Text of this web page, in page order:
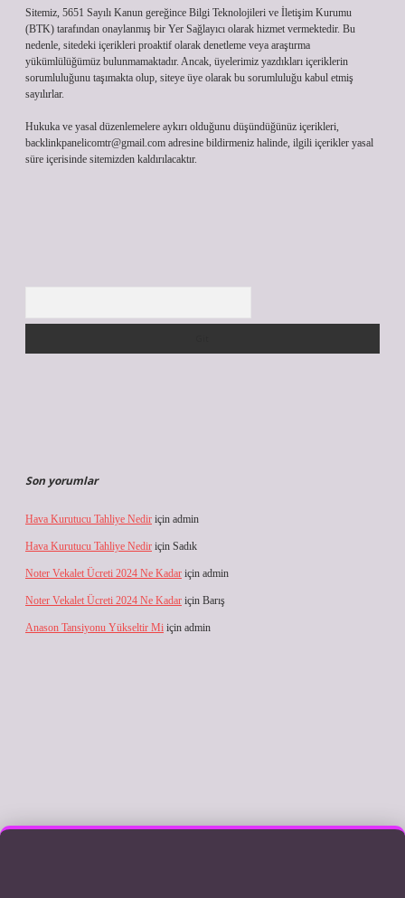
Sitemiz, 5651 Sayılı Kanun gereğince Bilgi Teknolojileri ve İletişim Kurumu
(BTK) tarafından onaylanmış bir Yer Sağlayıcı olarak hizmet vermektedir. Bu
nedenle, sitedeki içerikleri proaktif olarak denetleme veya araştırma
yükümlülüğümüz bulunmamaktadır. Ancak, üyelerimiz yazdıkları içeriklerin
sorumluluğunu taşımakta olup, siteye üye olarak bu sorumluluğu kabul etmiş
sayılırlar.
Hukuka ve yasal düzenlemelere aykırı olduğunu düşündüğünüz içerikleri,
backlinkpanelicomtr@gmail.com adresine bildirmeniz halinde, ilgili içerikler yasal
süre içerisinde sitemizden kaldırılacaktır.
Son yorumlar
Hava Kurutucu Tahliye Nedir için admin
Hava Kurutucu Tahliye Nedir için Sadık
Noter Vekalet Ücreti 2024 Ne Kadar için admin
Noter Vekalet Ücreti 2024 Ne Kadar için Barış
Anason Tansiyonu Yükseltir Mi için admin
giriş